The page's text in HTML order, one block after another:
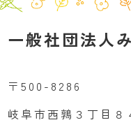
一般社団法人
〒500-8286
岐阜市西鶉３丁目８